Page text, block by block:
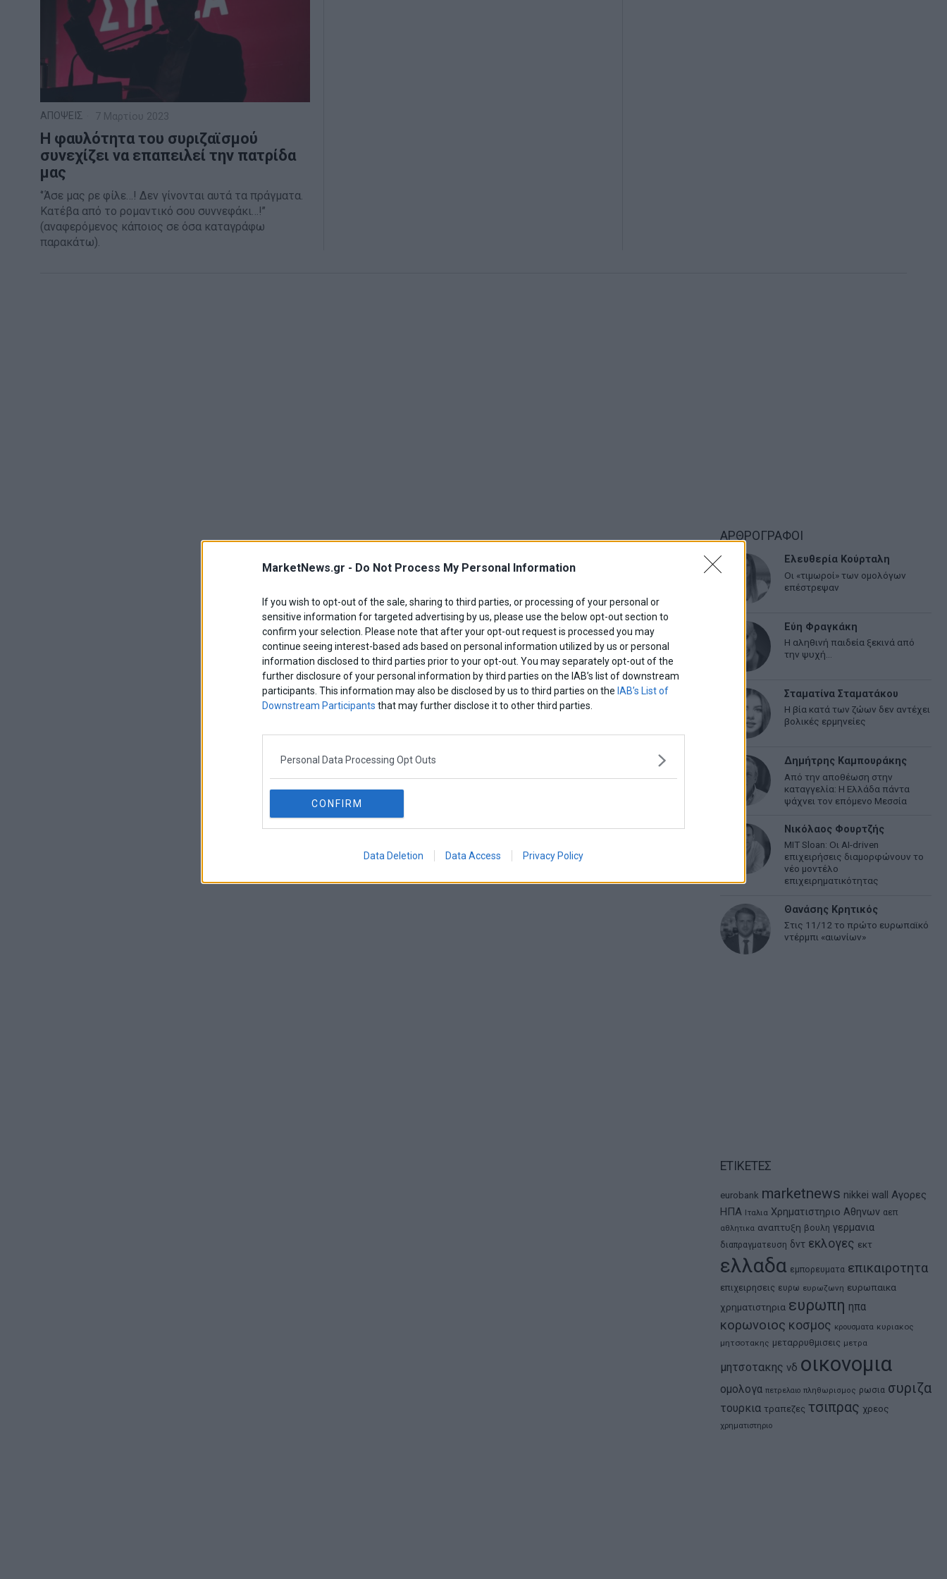
MarketNews.gr - Do Not Process My Personal Information
If you wish to opt-out of the sale, sharing to third parties, or processing of your personal or
sensitive information for targeted advertising by us, please use the below opt-out section to
confirm your selection. Please note that after your opt-out request is processed you may
continue seeing interest-based ads based on personal information utilized by us or personal
information disclosed to third parties prior to your opt-out. You may separately opt-out of the
further disclosure of your personal information by third parties on the IAB’s list of downstream
participants. This information may also be disclosed by us to third parties on the IAB’s List of
Downstream Participants that may further disclose it to other third parties.
Personal Data Processing Opt Outs
CONFIRM
Data Deletion Data Access Privacy Policy
ΑΠΟΨΕΙΣ 7 Μαρτίου 2023
Η φαυλότητα του συριζαϊσμού
συνεχίζει να επαπειλεί την πατρίδα
μας
‘’Άσε μας ρε φίλε…! Δεν γίνονται αυτά τα πράγματα.
Κατέβα από το ρομαντικό σου συννεφάκι…!’’
(αναφερόμενος κάποιος σε όσα καταγράφω
παρακάτω).
ΑΡΘΡΟΓΡΑΦΟΙ
Ελευθερία Κούρταλη
Οι «τιμωροί» των ομολόγων
επέστρεψαν
Εύη Φραγκάκη
Η αληθινή παιδεία ξεκινά από
την ψυχή…
Σταματίνα Σταματάκου
Η βία κατά των ζώων δεν αντέχει
βολικές ερμηνείες
Δημήτρης Καμπουράκης
Από την αποθέωση στην
καταγγελία: Η Ελλάδα πάντα
ψάχνει τον επόμενο Μεσσία
Νικόλαος Φουρτζής
MIT Sloan: Οι AI-driven
επιχειρήσεις διαμορφώνουν το
νέο μοντέλο
επιχειρηματικότητας
Θανάσης Κρητικός
Στις 11/12 το πρώτο ευρωπαϊκό
ντέρμπι «αιωνίων»
ΕΤΙΚΕΤΕΣ
eurobank marketnews nikkei wall
Αγορες
ΗΠΑ Ιταλια Χρηματιστηριο Αθηνων αεπ
αθλητικα αναπτυξη βουλη γερμανια
διαπραγματευση δντ εκλογες εκτ
ελλαδα εμπορευματα επικαιροτητα
επιχειρησεις ευρω ευρωζωνη ευρωπαικα
χρηματιστηρια ευρωπη ηπα
κορωνοιος κοσμος κρουσματα κυριακος
μητσοτακης μεταρρυθμισεις μετρα
μητσοτακης νδ οικονομια
ομολογα πετρελαιο πληθωρισμος ρωσια συριζα
τουρκια τραπεζες τσιπρας χρεος
χρηματιστηριο